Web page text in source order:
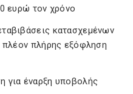
ευρώ τον χρόνο
κατασχεμένων
πλέον πλήρης εξόφληση
για έναρξη υποβολής